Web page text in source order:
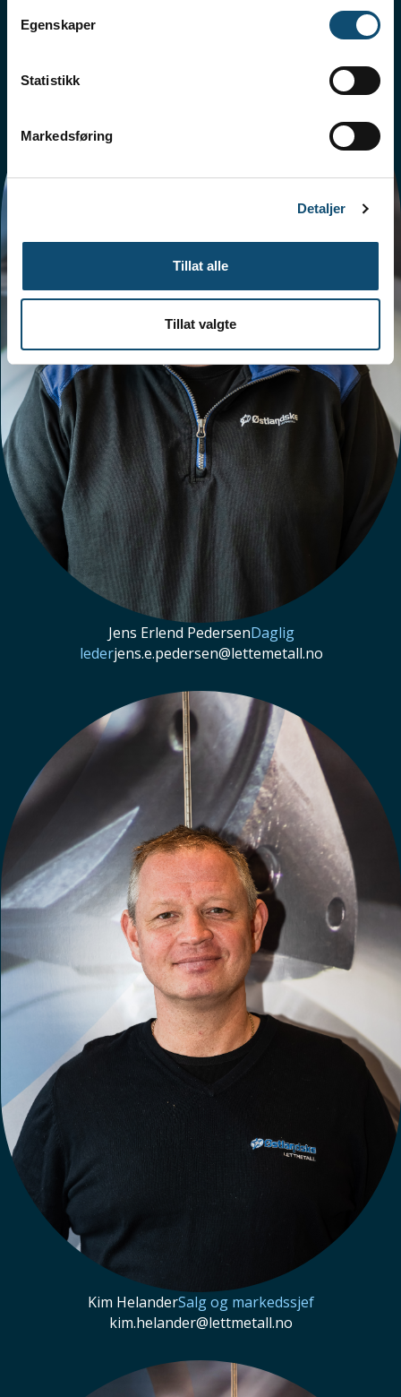
Egenskaper
Statistikk
Markedsføring
Detaljer
Tillat alle
Tillat valgte
Jens Erlend PedersenDaglig
lederjens.e.pedersen@lettemetall.no
Kim HelanderSalg og markedssjef
kim.helander@lettmetall.no